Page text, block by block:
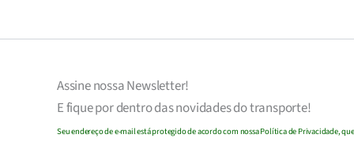
Assine nossaNewsletter!
E fique por dentro das novidades do transporte!
Seu endereço de e-mailestáprotegido de acordo com nossa Política de Privacidade,